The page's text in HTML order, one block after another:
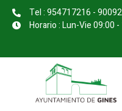
Tel : 954717216 -
Horario : Lun-Vie 09:00 -